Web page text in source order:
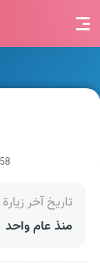
58 سنة
تاريخ آخر زيارة
منذ عام واحد